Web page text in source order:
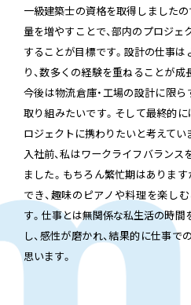
一級建築士の資格を取得しました
量を増やすことで、部内のプロジ
することが目標です。設計の仕事
り、数多くの経験を重ねることが成
今後は物流倉庫・工場の設計に限
取り組みたいです。そして最終的
ロジェクトに携わりたいと考えてい
入社前、私はワークライフバラン
ました。もちろん繁忙期はありま
でき、趣味のピアノや料理を楽し
す。仕事とは無関係な私生活の時
し、感性が磨かれ、結果的に仕事
思います。